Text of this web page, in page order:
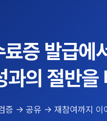
료증 발급에
과의 절반을
증 → 공유 → 재참여까지 이